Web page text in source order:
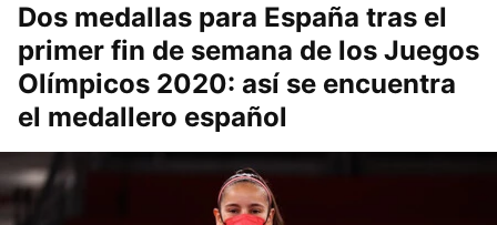
Dos medallas para España tras el
primer fin de semana de los Juegos
Olímpicos 2020: así se encuentra
el medallero español